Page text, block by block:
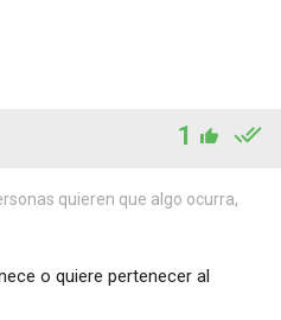
1
quieren que algo ocurra,
o quiere pertenecer al